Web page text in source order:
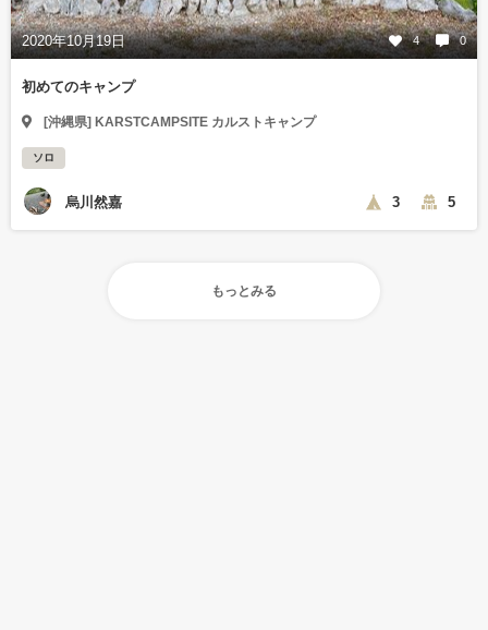
2020年10月19日 4 0
初めてのキャンプ
[沖縄県] KARSTCAMPSITE カルストキャンプ
ソロ
烏川然嘉 3 5
もっとみる